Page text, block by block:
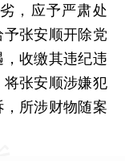
，应予严肃处
张安顺开除党
收缴其违纪违
张安顺涉嫌犯
所涉财物随案